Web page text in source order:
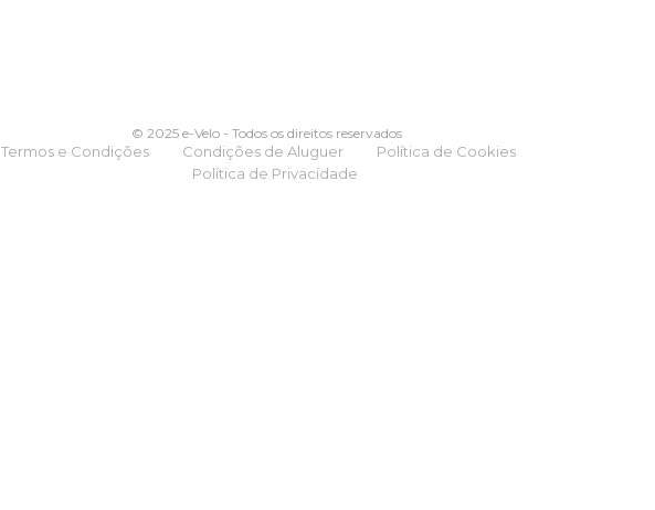
© 2025 e-Velo - Todos os direitos reservados
Termos e Condições Condições de Aluguer
Política de Cookies
Política de Privacidade